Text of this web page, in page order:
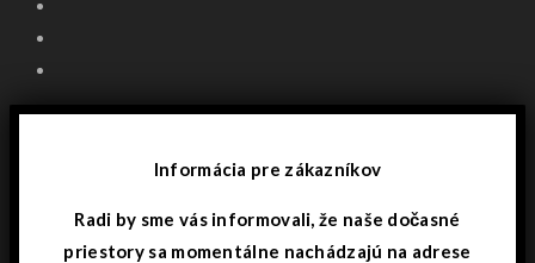
Informácia pre zákazníkov
Radi by sme vás informovali, že naše dočasné
priestory sa momentálne nachádzajú na adrese